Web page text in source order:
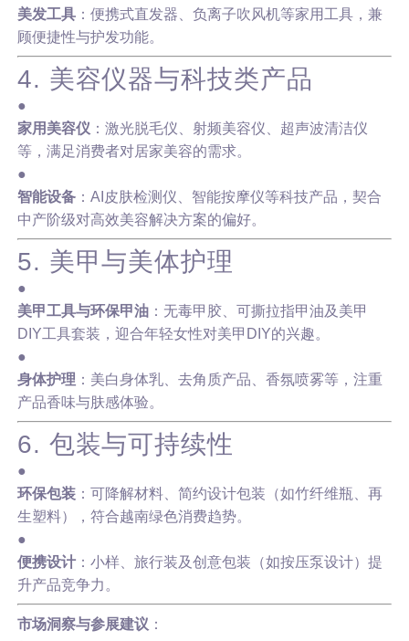
美发工具：便携式直发器、负离子吹风机等家用工具，兼
顾便捷性与护发功能。
4. 美容仪器与科技类产品
●
家用美容仪 ：激光脱毛仪、射频美容仪、超声波清洁仪
等，满足消费者对居家美容的需求。
●
智能设备：AI皮肤检测仪、智能按摩仪等科技产品，契合
中产阶级对高效美容解决方案的偏好。
5. 美甲与美体护理
●
美甲工具与环保甲油：无毒甲胶、可撕拉指甲油及美甲
DIY工具套装，迎合年轻女性对美甲DIY的兴趣。
●
身体护理 ：美白身体乳、去角质产品、香氛喷雾等，注重
产品香味与肤感体验。
6. 包装与可持续性
●
环保包装：可降解材料、简约设计包装（如竹纤维瓶、再
生塑料），符合越南绿色消费趋势。
●
便携设计：小样、旅行装及创意包装（如按压泵设计）提
升产品竞争力。
市场洞察与参展建议 ：